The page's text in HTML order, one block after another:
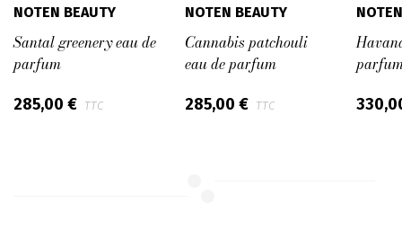
NOTEN BEAUTY
Santal greenery eau de
parfum
285,00 € TTC
NOTEN BEAUTY
Cannabis patchouli
eau de parfum
285,00 € TTC